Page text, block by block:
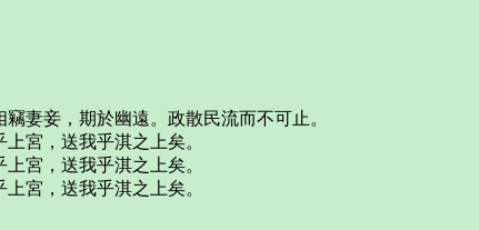
妻妾，期於幽遠。政散民流而不可止。
宮，送我乎淇之上矣。
宮，送我乎淇之上矣。
宮，送我乎淇之上矣。